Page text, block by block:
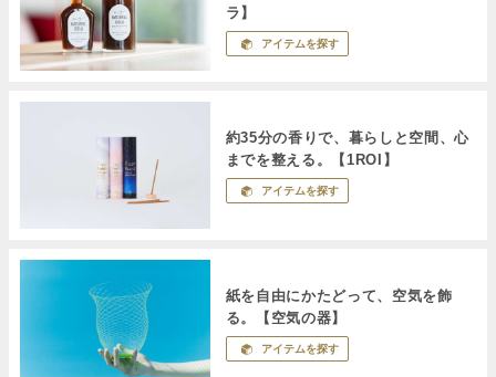
ラ】
アイテムを探す
約35分の香りで、暮らしと空間、心
までを整える。【1ROI】
アイテムを探す
紙を自由にかたどって、空気を飾
る。【空気の器】
アイテムを探す